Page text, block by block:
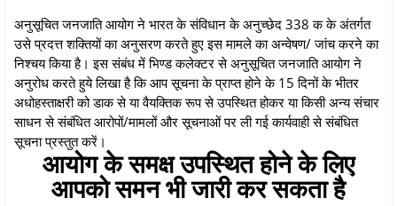
अनुसूचित जनजाति आयोग ने भारत के संविधान के अनुच्छेद 338 क के अंतर्गत
उसे प्रदत्त शक्तियों का अनुसरण करते हुए इस मामले का अन्वेषण/ जांच करने का
निश्चय किया है। इस संबंध में भिण्ड कलेक्टर से अनुसूचित जनजाति आयोग ने
अनुरोध करते हुये लिखा है कि आप सूचना के प्राप्त होने के 15 दिनों के भीतर
अधोहस्ताक्षरी को डाक से या वैयक्तिक रूप से उपस्थित होकर या किसी अन्य संचार
साधन से संबंधित आरोपों/मामलों और सूचनाओं पर ली गई कार्यवाही से संबंधित
सूचना प्रस्तुत करें।
आयोग के समक्ष उपस्थित होने के लिए
आपको समन भी जारी कर सकता है